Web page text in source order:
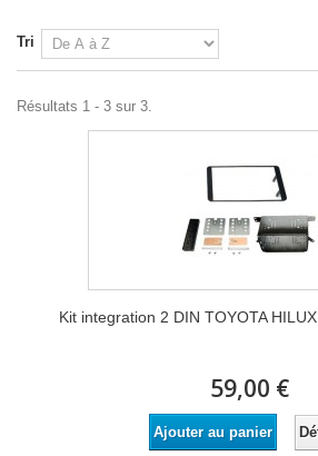
Tri
Résultats 1 - 3 sur 3.
Kit integration 2 DIN TOYOTA
59,00 €
Ajouter au panier